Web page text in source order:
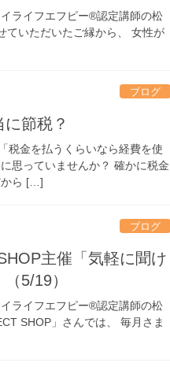
ライフエフピー®認定講師の松
いただいたご縁から、 女性が
ブログ
節税？
税金を払うくらいなら経費を使
思っていませんか？ 確かに税金
から […]
ブログ
主催「気軽に聞け
5/19）
ライフエフピー®認定講師の松
SHOP」さんでは、 毎月さま